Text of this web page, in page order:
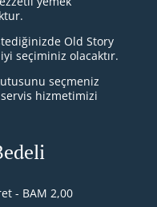
Old Story
seçiminiz olacaktır.
seçmeniz
hizmetimizi
- BAM 2,00